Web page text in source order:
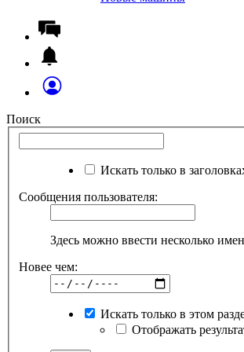
Поиск
Искать только в
Сообщения пользователя:
Здесь можно ввести несколько
Новее чем:
Искать только в этом
Отображать